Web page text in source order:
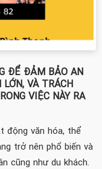
ĐỂ ĐẢM BẢO AN
VÀ TRÁCH
VIỆC NÀY RA
động văn hóa, thể
trở nên phổ biến và
cũng như du khách.